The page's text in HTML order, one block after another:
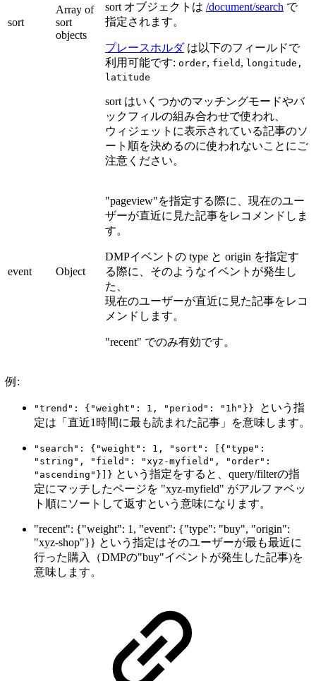
sort
Array of
sort
objects
sort オブジェクトは /document/search で
指定されます。
プレースホルダは以下のフィールドで
利用可能です: order, field , longitude,
latitude
sort はいくつかのマッチングモードやバ
ックフィルの組み合わせで使われ、
ウィジェットに表示されている記事のソ
ート順を決めるのに使われないことにご
注意ください。
event Object
"pageview"を指定する際に、現在のユー
ザーが直近に見た記事をレコメンドしま
す。
DMPイベントの type と origin を指定す
る際に、そのようなイベントが発生し
た、
現在のユーザーが直近に見た記事をレコ
メンドします。
"recent" でのみ有効です。
例:
"trend": {"weight": 1, "period": "1h"}}
という指
定は「直近1時間に最も読まれた記事」を意味します。
"search": {"weight": 1, "sort": [{"type":
"string", "field": "xyz-myfield", "order":
"ascending"}]} という指定をすると、query/filterの指
定にマッチしたページを "xyz-myfield" がアルファベッ
ト順にソートして返すという意味になります。
"recent": {"weight": 1, "event": {"type": "buy", "origin":
"xyz-shop"}} という指定はそのユーザーが最も最近に
行った購入（DMPの"buy"イベントが発生した記事)を
意味します。